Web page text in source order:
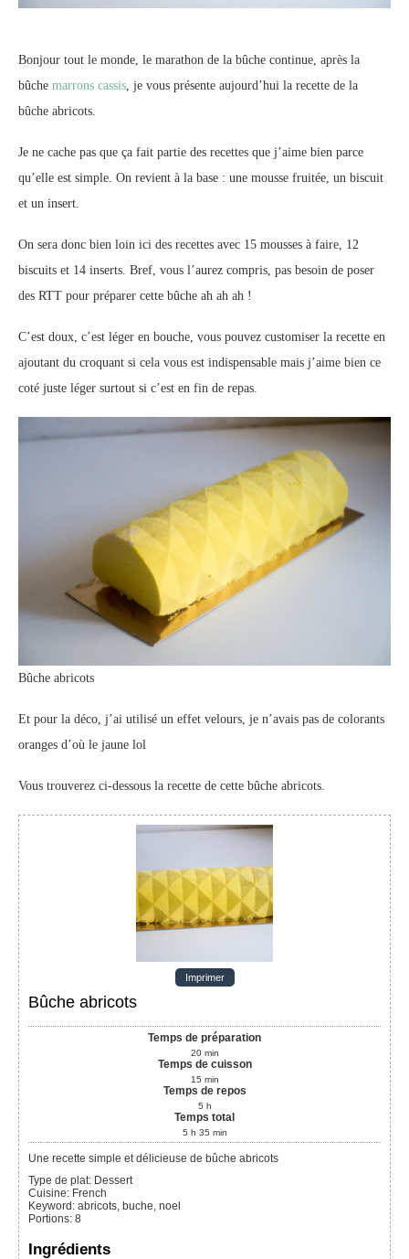
Bonjour tout le monde, le marathon de la bûche continue, après la
bûche marrons cassis, je vous présente aujourd’hui la recette de la
bûche abricots.
Je ne cache pas que ça fait partie des recettes que j’aime bien parce
qu’elle est simple. On revient à la base : une mousse fruitée, un biscuit
et un insert.
On sera donc bien loin ici des recettes avec 15 mousses à faire, 12
biscuits et 14 inserts. Bref, vous l’aurez compris, pas besoin de poser
des RTT pour préparer cette bûche ah ah ah !
C’est doux, c’est léger en bouche, vous pouvez customiser la recette en
ajoutant du croquant si cela vous est indispensable mais j’aime bien ce
coté juste léger surtout si c’est en fin de repas.
Bûche abricots
Et pour la déco, j’ai utilisé un effet velours, je n’avais pas de colorants
oranges d’où le jaune lol
Vous trouverez ci-dessous la recette de cette bûche abricots.
Imprimer
Bûche abricots
Temps de préparation
20 min
Temps de cuisson
15 min
Temps de repos
5 h
Temps total
5 h 35 min
Une recette simple et délicieuse de bûche abricots
Type de plat: Dessert
Cuisine: French
Keyword: abricots, buche, noel
Portions: 8
Ingrédients